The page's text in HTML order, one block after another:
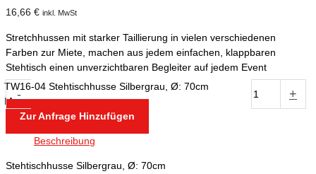
16,66 € inkl. MwSt
Stretchhussen mit starker Taillierung in vielen verschiedenen
Farben zur Miete, machen aus jedem einfachen, klappbaren
Stehtisch einen unverzichtbaren Begleiter auf jedem Event
-
TW16-04 Stehtischhusse Silbergrau, Ø: 70cm
Menge
+
Zur Anfrage Hinzufügen
Beschreibung
Stehtischhusse Silbergrau, Ø: 70cm